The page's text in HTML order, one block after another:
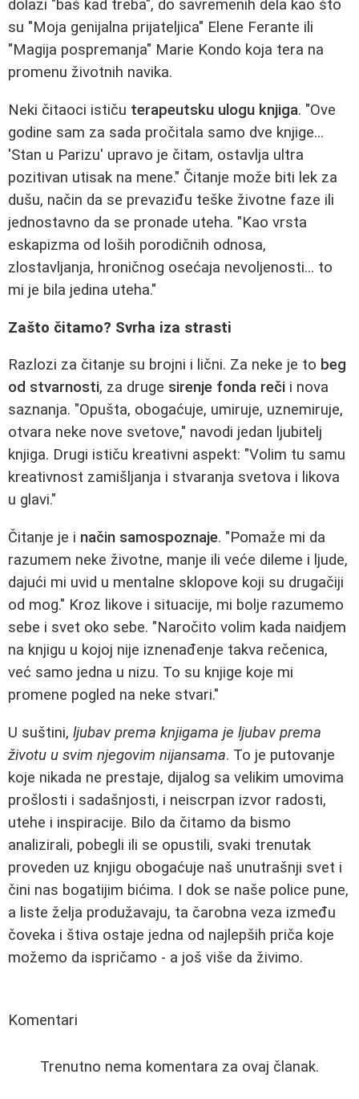
dolazi "baš kad treba", do savremenih dela kao što
su "Moja genijalna prijateljica" Elene Ferante ili
"Magija pospremanja" Marie Kondo koja tera na
promenu životnih navika.
Neki čitaoci ističu terapeutsku ulogu knjiga. "Ove
godine sam za sada pročitala samo dve knjige...
'Stan u Parizu' upravo je čitam, ostavlja ultra
pozitivan utisak na mene." Čitanje može biti lek za
dušu, način da se prevaziđu teške životne faze ili
jednostavno da se pronade uteha. "Kao vrsta
eskapizma od loših porodičnih odnosa,
zlostavljanja, hroničnog osećaja nevoljenosti... to
mi je bila jedina uteha."
Zašto čitamo? Svrha iza strasti
Razlozi za čitanje su brojni i lični. Za neke je to beg
od stvarnosti, za druge sirenje fonda reči i nova
saznanja. "Opušta, obogaćuje, umiruje, uznemiruje,
otvara neke nove svetove," navodi jedan ljubitelj
knjiga. Drugi ističu kreativni aspekt: "Volim tu samu
kreativnost zamišljanja i stvaranja svetova i likova
u glavi."
Čitanje je i način samospoznaje. "Pomaže mi da
razumem neke životne, manje ili veće dileme i ljude,
dajući mi uvid u mentalne sklopove koji su drugačiji
od mog." Kroz likove i situacije, mi bolje razumemo
sebe i svet oko sebe. "Naročito volim kada naidjem
na knjigu u kojoj nije iznenađenje takva rečenica,
već samo jedna u nizu. To su knjige koje mi
promene pogled na neke stvari."
U suštini, ljubav prema knjigama je ljubav prema
životu u svim njegovim nijansama. To je putovanje
koje nikada ne prestaje, dijalog sa velikim umovima
prošlosti i sadašnjosti, i neiscrpan izvor radosti,
utehe i inspiracije. Bilo da čitamo da bismo
analizirali, pobegli ili se opustili, svaki trenutak
proveden uz knjigu obogaćuje naš unutrašnji svet i
čini nas bogatijim bićima. I dok se naše police pune,
a liste želja produžavaju, ta čarobna veza između
čoveka i štiva ostaje jedna od najlepših priča koje
možemo da ispričamo - a još više da živimo.
Komentari
Trenutno nema komentara za ovaj članak.